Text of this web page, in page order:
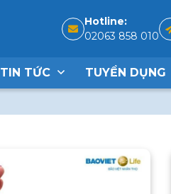
Hotline:
02063 858 010
TIN TỨC TUYỂN DỤNG